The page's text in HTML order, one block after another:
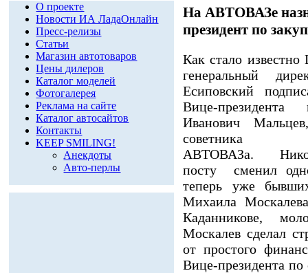
О проекте
Новости ИА ЛадаОнлайн
Пресс-релизы
Статьи
Магазин автотоваров
Цены дилеров
Каталог моделей
Фотогалерея
Реклама на сайте
Каталог автосайтов
Контакты
KEEP SMILING!
Анекдоты
Авто-перлы
На АВТОВАЗе
президент по
Как стало
генеральный
Есиповский
Вице-
Иванович
советника
АВТОВАЗа.
посту сменил
теперь уже
Михаила
Каданникове,
Москалев сделал
от простого
Вице-президента по